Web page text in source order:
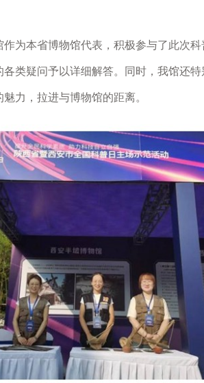
本省博物馆代表，积极参与了此次科
类疑问予以详细解答。同时，我馆还
力，拉进与博物馆的距离。